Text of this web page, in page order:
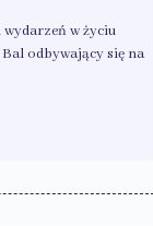
w życiu
odbywający się na